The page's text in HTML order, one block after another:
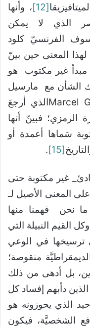
[12]
، وأنها
الذي لا يمكن
الفرنسيّ كلود
المعنى حين بينّ
مبدأ غير مكتوب هو
الشأن مع مارسيل
غوشيه (…- 1946)Marcel Gauchetالذي أرجعَ
الرمزي؛ فبينّ أنها
سَماها أعمدة أو
[15]
.
غير مكتوبة حتى
المعنى الأصيل لـ
ما نحن فهمنا منها
القيم النبيلة التي
ترسيخها في الوعي
منقوصة؛
بل أدهى من ذلك
الذين دأبهم إفساد كل
الذي يحوزونه هو
الشخصيَّة، فيكون